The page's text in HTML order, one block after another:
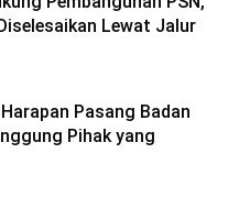
Lewat Jalur
Pasang Badan
Pihak yang